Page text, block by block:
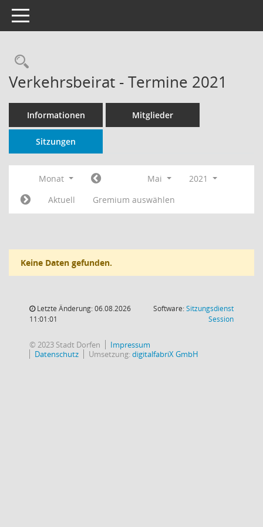
Toggle navigation
Rechercheauswahl
Verkehrsbeirat - Termine 2021
Informationen Mitglieder
Sitzungen
Monat Mai
2021
Aktuell
Gremium auswählen
Keine Daten gefunden.
Letzte Änderung: 06.08.2026
11:01:01
Software:Sitzungsdienst
Session(Wird in
© 2023 Stadt Dorfen
Impressum
Datenschutz
Umsetzung:digitalfabriX GmbH